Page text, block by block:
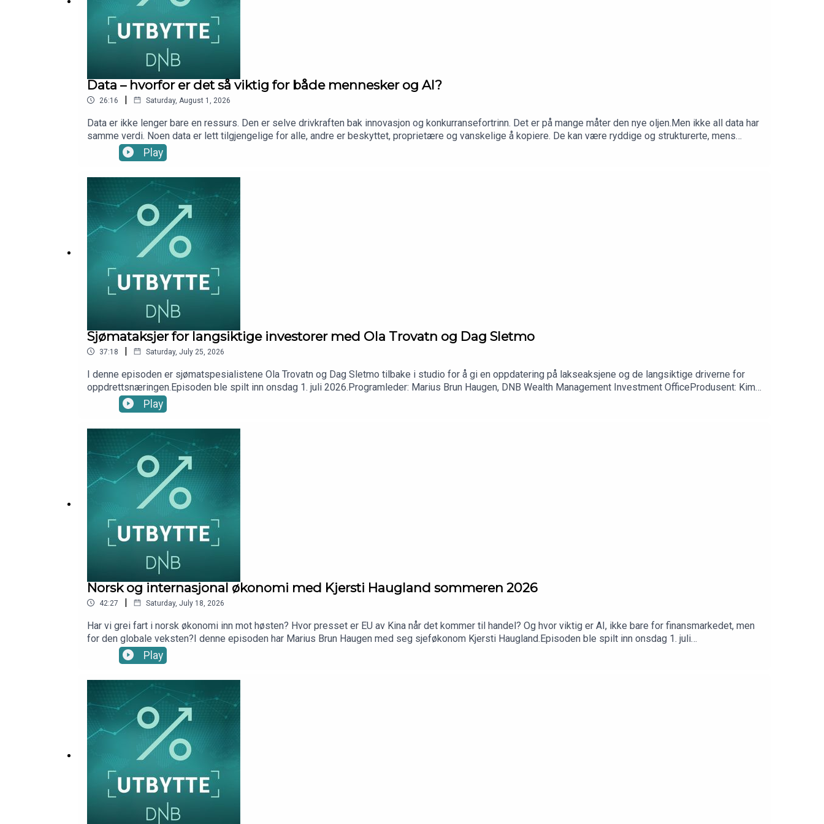
Data – hvorfor er det så viktig for både mennesker og AI?
26:16 | Saturday, August 1, 2026
Data er ikke lenger bare en ressurs. Den er selve drivkraften bak innovasjon og konkurransefortrinn. Det er på mange måter den nye oljen.Men ikke all data har
samme verdi. Noen data er lett tilgjengelige for alle, andre er beskyttet, proprietære og vanskelige å kopiere. De kan være ryddige og strukturerte, mens
andre ligger gjemt i tekst, bilder, video, lyd og sensorer. Og nettopp disse forskjellene avgjør hvor nyttige dataene er for kunstig intelligens.I denne episoden
har Marius Brun Haugen med seg analytiker Leo Rundgren Olsen fra DNB Disruptive Opportunities. Leo forklarer hvordan vi kan forstå, strukturere og
DNB Wealth Management Investment Office.
Play
Sjømataksjer for langsiktige investorer med Ola Trovatn og Dag Sletmo
37:18 | Saturday, July 25, 2026
I denne episoden er sjømatspesialistene Ola Trovatn og Dag Sletmo tilbake i studio for å gi en oppdatering på lakseaksjene og de langsiktige driverne for
oppdrettsnæringen.Episoden ble spilt inn onsdag 1. juli 2026.Programleder: Marius Brun Haugen, DNB Wealth Management Investment OfficeProdusent: Kim-
André Farago, DNB Wealth Management Investment Office
Play
Norsk og internasjonal økonomi med Kjersti Haugland sommeren 2026
42:27 | Saturday, July 18, 2026
Har vi grei fart i norsk økonomi inn mot høsten? Hvor presset er EU av Kina når det kommer til handel? Og hvor viktig er AI, ikke bare for finansmarkedet, men
for den globale veksten?I denne episoden har Marius Brun Haugen med seg sjeføkonom Kjersti Haugland.Episoden ble spilt inn onsdag 1. juli
2026Produsent: Kim-André Farago, DNB Wealth Management Investment Office
Play